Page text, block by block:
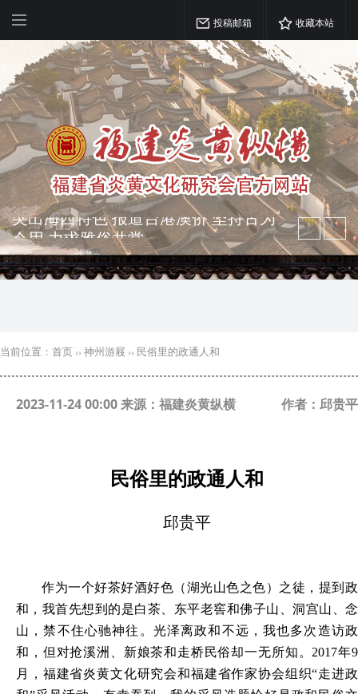
投稿邮箱 收藏本站
弘扬优秀文化 振奋民族精神 介绍民族
瑰宝 宣传中华精英
突出海西特色 报道台港澳侨 坚持古为
当前位置： 首页 ›› 神州游屐 ›› 民俗里的政通人和
2023-11-24 00:00 来源：福建炎黄纵横 作者：邱贵平
民俗里的政通人和
邱贵平
作为一个好茶好酒好色（湖光山色之色）之徒，提到政
和，我首先想到的是白茶、东平老窖和佛子山、洞宫山、念
山，禁不住心驰神往。光泽离政和不远，我也多次造访政
和，但对抢溪洲、新娘茶和走桥民俗却一无所知。 2017年9
月，福建省炎黄文化研究会和福建省作家协会组织“走进政